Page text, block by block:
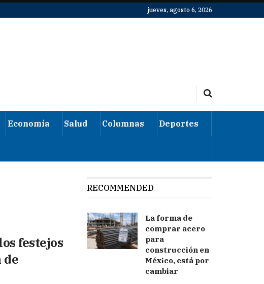
jueves, agosto 6, 2026
Economía Salud Columnas Deportes
festejos
de
RECOMMENDED
La forma de
comprar acero
para
construcción en
México, está por
cambiar